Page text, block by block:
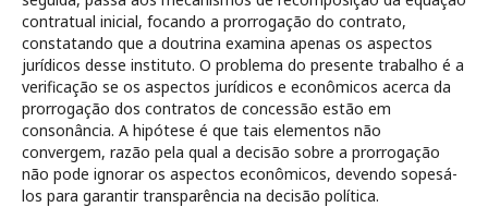
contratual inicial, focando a prorrogação do contrato,
constatando que a doutrina examina apenas os aspectos
jurídicos desse instituto. O problema do presente trabalho é a
verificação se os aspectos jurídicos e econômicos acerca da
prorrogação dos contratos de concessão estão em
consonância. A hipótese é que tais elementos não
convergem, razão pela qual a decisão sobre a prorrogação
não pode ignorar os aspectos econômicos, devendo sopesá-
los para garantir transparência na decisão política.